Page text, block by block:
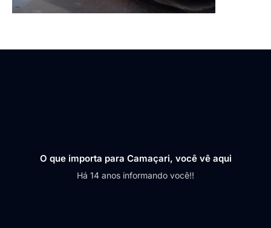
O que importa para Camaçari, você vê aqui
Há 14 anos informando você!!